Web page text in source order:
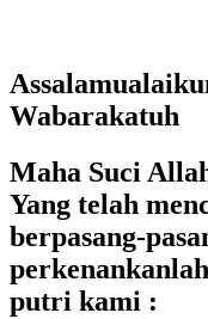
Wabarakatuh
Maha Suci
Yang telah
berpasang-
putri kami :